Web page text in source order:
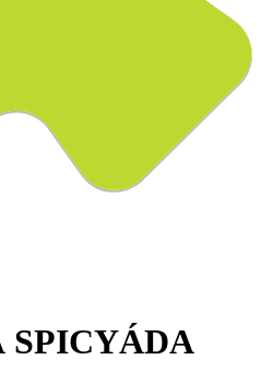
SPICYÁDA